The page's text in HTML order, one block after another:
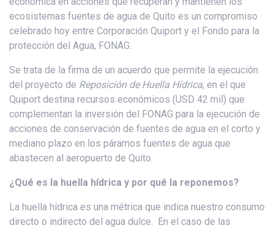
ecosistemas fuentes de agua de Quito es un compromiso
celebrado hoy entre Corporación Quiport y el Fondo para la
protección del Agua, FONAG.
Se trata de la firma de un acuerdo que permite la ejecución
del proyecto de Reposición de Huella Hídrica, en el que
Quiport destina recursos económicos (USD 42 mil) que
complementan la inversión del FONAG para la ejecución de
acciones de conservación de fuentes de agua en el corto y
mediano plazo en los páramos fuentes de agua que
abastecen al aeropuerto de Quito.
¿Qué es la huella hídrica y por qué la reponemos?
La huella hídrica es una métrica que indica nuestro consumo
directo o indirecto del agua dulce. En el caso de las